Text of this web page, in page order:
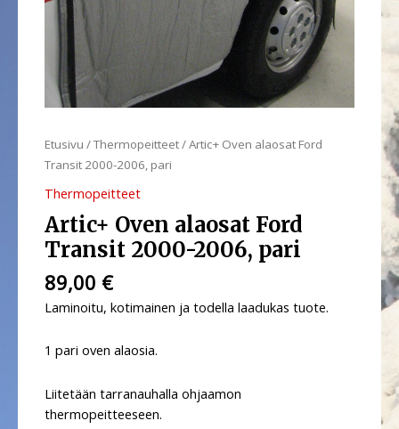
Etusivu /Thermopeitteet/ Artic+ Oven alaosat Ford
Transit 2000-2006, pari
Thermopeitteet
Artic+ Oven alaosat Ford
Transit 2000-2006, pari
89,00 €
Laminoitu, kotimainen ja todella laadukas tuote.
1 pari oven alaosia.
Liitetään tarranauhalla ohjaamon
thermopeitteeseen.
määrä